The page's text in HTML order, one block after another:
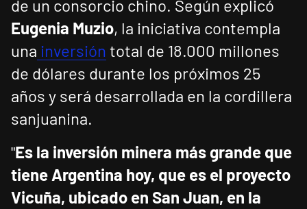
de un consorcio chino. Según explicó
Eugenia Muzio, la iniciativa contempla
una inversión total de 18.000 millones
de dólares durante los próximos 25
años y será desarrollada en la cordillera
sanjuanina.
"Es la inversión minera más grande que
tiene Argentina hoy, que es el proyecto
Vicuña, ubicado en San Juan, en la